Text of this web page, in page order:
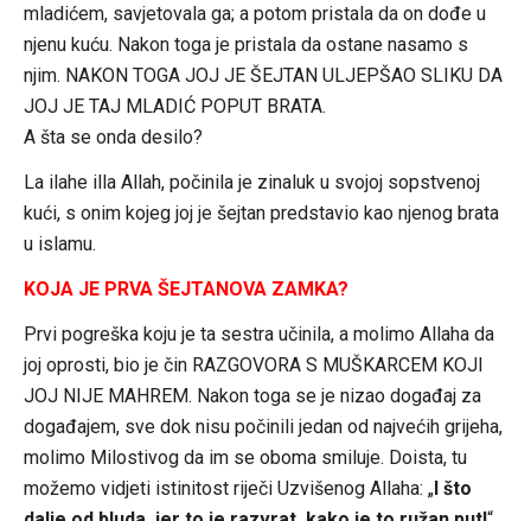
mladićem, savjetovala ga; a potom pristala da on dođe u
njenu kuću. Nakon toga je pristala da ostane nasamo s
njim. NAKON TOGA JOJ JE ŠEJTAN ULJEPŠAO SLIKU DA
JOJ JE TAJ MLADIĆ POPUT BRATA.
A šta se onda desilo?
La ilahe illa Allah, počinila je zinaluk u svojoj sopstvenoj
kući, s onim kojeg joj je šejtan predstavio kao njenog brata
u islamu.
KOJA JE PRVA ŠEJTANOVA ZAMKA?
Prvi pogreška koju je ta sestra učinila, a molimo Allaha da
joj oprosti, bio je čin RAZGOVORA S MUŠKARCEM KOJI
JOJ NIJE MAHREM. Nakon toga se je nizao događaj za
događajem, sve dok nisu počinili jedan od najvećih grijeha,
molimo Milostivog da im se oboma smiluje. Doista, tu
možemo vidjeti istinitost riječi Uzvišenog Allaha: „I što